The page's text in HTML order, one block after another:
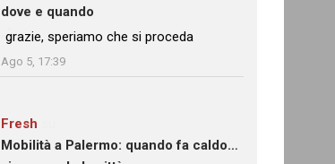
dove e quando
: “
grazie, speriamo che si proceda
Ago 5, 17:39
Fresh
Mobilità a Palermo: quando fa caldo…